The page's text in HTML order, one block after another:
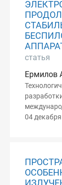
статья
Ермилов
04